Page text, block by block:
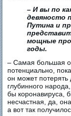
– И вы по
девяносто
Путина и
мощные
годы.
– Самая большая
потенциально,
он может потерять
глубинного
бы коронавируса,
несчастная, да,
а вот так